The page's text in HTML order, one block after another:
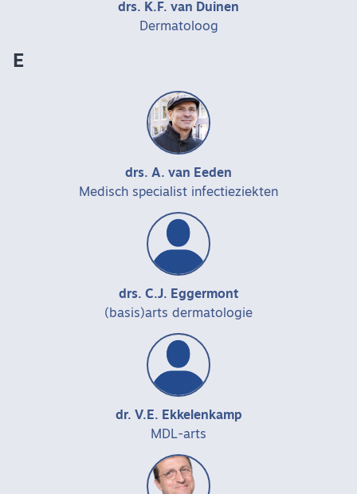
drs. K.F. van Duinen
Dermatoloog
E
drs. A. van Eeden
Medisch specialist infectieziekten
drs. C.J. Eggermont
(basis)arts dermatologie
dr. V.E. Ekkelenkamp
MDL-arts